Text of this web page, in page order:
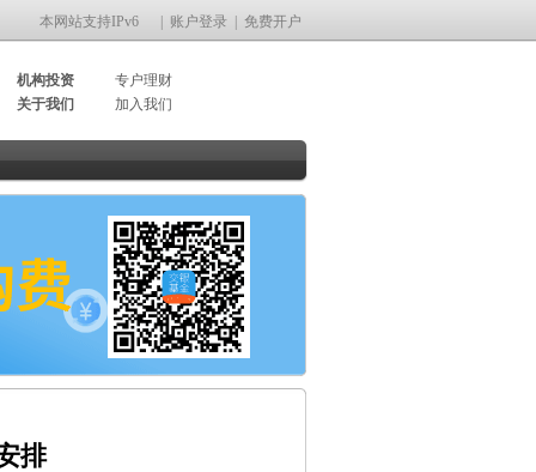
本网站支持IPv6 账户登录 免费开户
机构投资
专户理财
关于我们
加入我们
排